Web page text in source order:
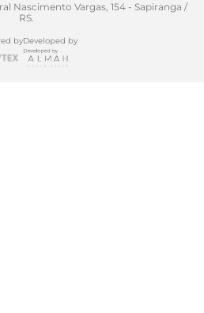
Nascimento Vargas, 154 - Sapiranga /
RS.
byDeveloped by